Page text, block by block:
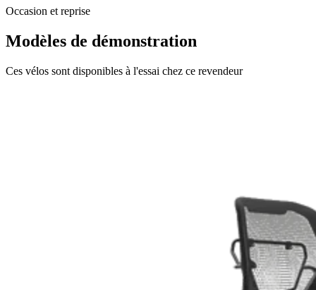
Occasion et reprise
Modèles de démonstration
Ces vélos sont disponibles à l'essai chez ce revendeur